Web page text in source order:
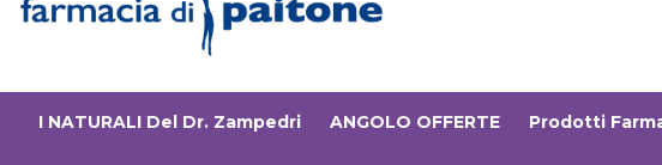
I NATURALI Del Dr. Zampedri ANGOLO OFFERTE Prodotti